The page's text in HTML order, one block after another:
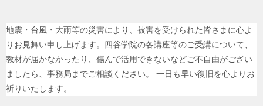
地震・台風・大雨等の災害により、被害を受けられた皆さまに心よ
りお見舞い申し上げます。四谷学院の各講座等のご受講について、
教材が届かなかったり、傷んで活用できないなどご不自由がござい
ましたら、事務局までご相談ください。 一日も早い復旧を心よりお
祈りいたします。